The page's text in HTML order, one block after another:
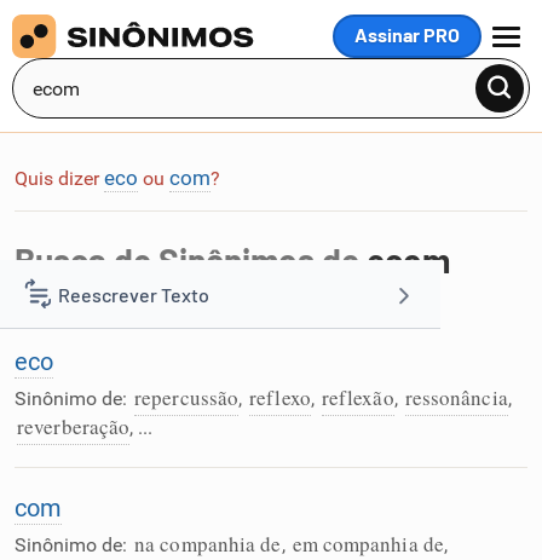
Assinar PRO
MENU
Reescrever Texto
Corrigir Texto
Detector de IA
Quis dizer eco ou com?
Busca de Sinônimos de ecom
Foram encontradas 2 palavras na busca por
eco
Sinônimo de: repercussão, reflexo, reflexão, ressonância,
reverberação, ...
com
Sinônimo de: na companhia de, em companhia de,